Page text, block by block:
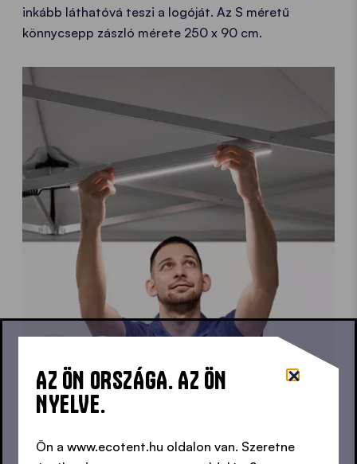
inkább láthatóvá teszi a logóját. Az S méretű
könnycsepp zászló mérete 250 x 90 cm.
LED csíkok
műanyag klipszek segítségével pillanatok alatt a
AZ ÖN ORSZÁGA. AZ ÖN
NYELVE.
Ön a www.ecotent.hu oldalon van. Szeretne